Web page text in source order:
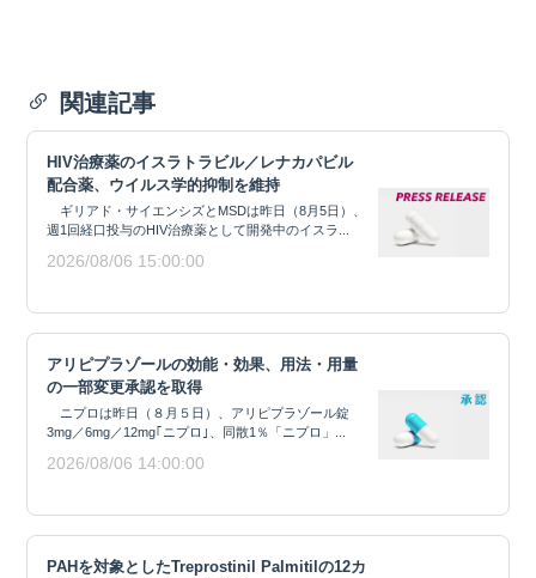
関連記事
HIV治療薬のイスラトラビル／レナカパビル
配合薬、ウイルス学的抑制を維持
ギリアド・サイエンシズとMSDは昨日（8月5日）、
週1回経口投与のHIV治療薬として開発中のイスラ...
2026/08/06 15:00:00
アリピプラゾールの効能・効果、用法・用量
の一部変更承認を取得
ニプロは昨日（８月５日）、アリピプラゾール錠
3mg／6mg／12mg｢ニプロ｣、同散1％「ニプロ」...
2026/08/06 14:00:00
PAHを対象としたTreprostinil Palmitilの12カ